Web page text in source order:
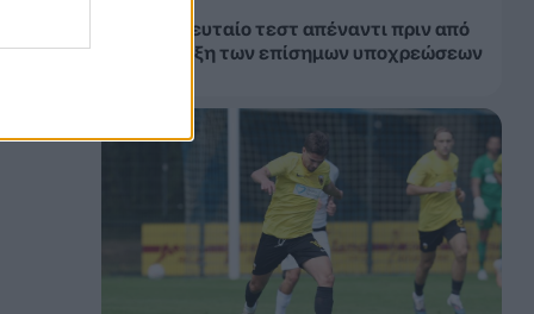
ΑΕΚ: Τελευταίο τεστ απέναντι πριν από
την έναρξη των επίσημων υποχρεώσεων